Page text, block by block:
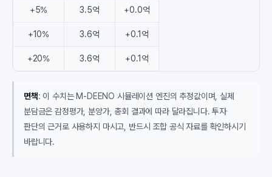
+5% 3.5억 +0.0억
+10% 3.6억 +0.1억
+20% 3.6억 +0.1억
면책: 이 수치는 M-DEENO 시뮬레이션 엔진의 추정값이며, 실제
분담금은 감정평가, 분양가, 총회 결과에 따라 달라집니다. 투자
판단의 근거로 사용하지 마시고, 반드시 조합 공식 자료를 확인하시기
바랍니다.